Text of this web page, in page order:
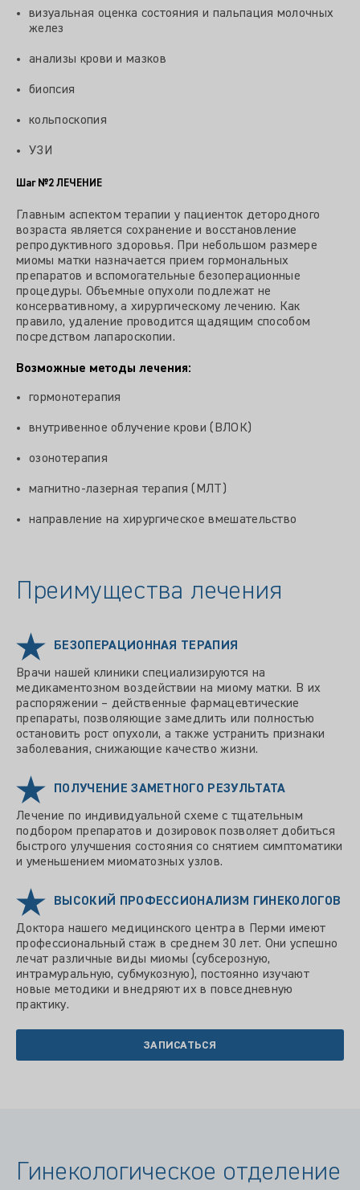
визуальная оценка состояния и пальпация молочных
желез
анализы крови и мазков
биопсия
кольпоскопия
УЗИ
Шаг №2 ЛЕЧЕНИЕ
Главным аспектом терапии у пациенток детородного
возраста является сохранение и восстановление
репродуктивного здоровья. При небольшом размере
миомы матки назначается прием гормональных
препаратов и вспомогательные безоперационные
процедуры. Объемные опухоли подлежат не
консервативному, а хирургическому лечению. Как
правило, удаление проводится щадящим способом
посредством лапароскопии.
Возможные методы лечения:
гормонотерапия
внутривенное облучение крови (ВЛОК)
озонотерапия
магнитно-лазерная терапия (МЛТ)
направление на хирургическое вмешательство
Преимущества лечения
БЕЗОПЕРАЦИОННАЯ ТЕРАПИЯ
Врачи нашей клиники специализируются на
медикаментозном воздействии на миому матки. В их
распоряжении – действенные фармацевтические
препараты, позволяющие замедлить или полностью
остановить рост опухоли, а также устранить признаки
заболевания, снижающие качество жизни.
ПОЛУЧЕНИЕ ЗАМЕТНОГО РЕЗУЛЬТАТА
Лечение по индивидуальной схеме с тщательным
подбором препаратов и дозировок позволяет добиться
быстрого улучшения состояния со снятием симптоматики
и уменьшением миоматозных узлов.
ВЫСОКИЙ ПРОФЕССИОНАЛИЗМ ГИНЕКОЛОГОВ
Доктора нашего медицинского центра в Перми имеют
профессиональный стаж в среднем 30 лет. Они успешно
лечат различные виды миомы (субсерозную,
интрамуральную, субмукозную), постоянно изучают
новые методики и внедряют их в повседневную
практику.
ЗАПИСАТЬСЯ
Гинекологическое отделение